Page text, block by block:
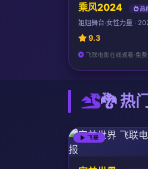
乘风2024 热
姐姐舞台·女性力量 ·
9.3
飞联电影在线观看·免
🐉 热
飞联